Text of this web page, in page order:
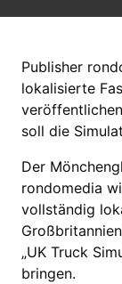
Publisher
lokalisierte
soll die
Der
rondomedia
vollständig
„UK Truck
bringen.